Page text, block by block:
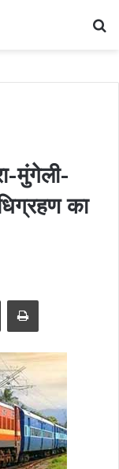
मुंगेली-
का
Share via Email Print